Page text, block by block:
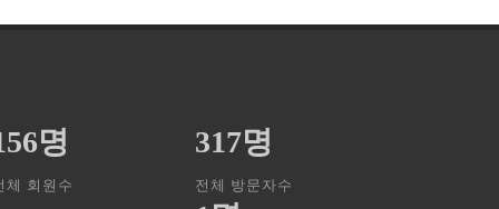
명
체 회원수
317명
전체 방문자수